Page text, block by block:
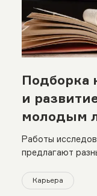
Подборка
и
молодым
Работы
предлагают
Карьера